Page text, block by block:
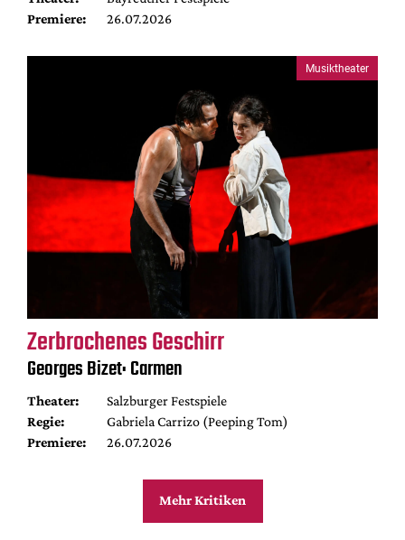
Premiere:
26.07.2026
Musiktheater
Zerbrochenes Geschirr
Georges Bizet: Carmen
Theater:
Salzburger Festspiele
Regie:
Gabriela Carrizo (Peeping Tom)
Premiere:
26.07.2026
Mehr Kritiken